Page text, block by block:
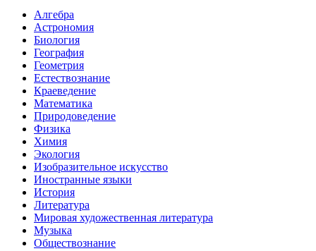
Алгебра
Астрономия
Биология
География
Геометрия
Естествознание
Краеведение
Математика
Природоведение
Физика
Химия
Экология
Изобразительное искусство
Иностранные языки
История
Литература
Мировая художественная литература
Музыка
Обществознание